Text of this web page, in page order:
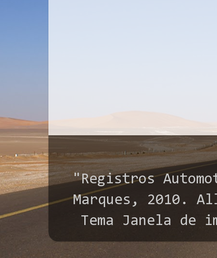
"Registros
Marques, 2010.
Tema Janela de